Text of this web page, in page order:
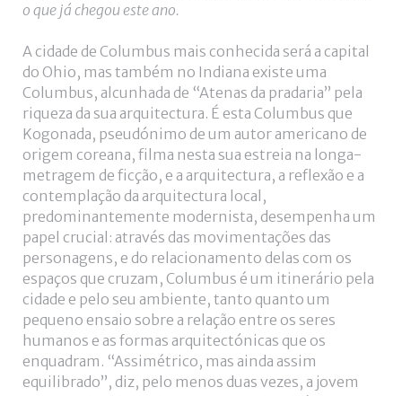
o que já chegou este ano.
A cidade de Columbus mais conhecida será a capital
do Ohio, mas também no Indiana existe uma
Columbus, alcunhada de “Atenas da pradaria” pela
riqueza da sua arquitectura. É esta Columbus que
Kogonada, pseudónimo de um autor americano de
origem coreana, filma nesta sua estreia na longa-
metragem de ficção, e a arquitectura, a reflexão e a
contemplação da arquitectura local,
predominantemente modernista, desempenha um
papel crucial: através das movimentações das
personagens, e do relacionamento delas com os
espaços que cruzam, Columbus é um itinerário pela
cidade e pelo seu ambiente, tanto quanto um
pequeno ensaio sobre a relação entre os seres
humanos e as formas arquitectónicas que os
enquadram. “Assimétrico, mas ainda assim
equilibrado”, diz, pelo menos duas vezes, a jovem